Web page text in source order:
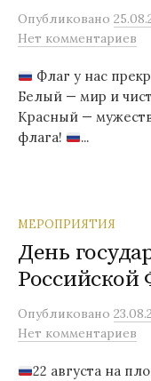
Опубликовано
Нет комментариев
Флаг у нас
Белый — мир и
Красный —
флага!
...
МЕРОПРИЯТИЯ
День
Российской
Опубликовано
Нет комментариев
22 августа на